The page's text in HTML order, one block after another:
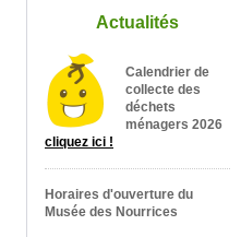
Actualités
Calendrier de
collecte des
déchets
ménagers 2026
cliquez ici !
Horaires d'ouverture du
Musée des Nourrices